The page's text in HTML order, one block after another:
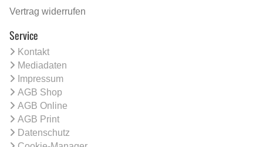
Vertrag widerrufen
Service
Kontakt
Mediadaten
Impressum
AGB Shop
AGB Online
AGB Print
Datenschutz